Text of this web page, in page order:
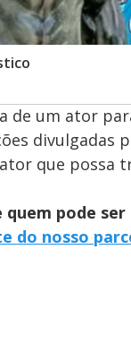
de um ator
divulgadas
que possa
quem pode
do nosso